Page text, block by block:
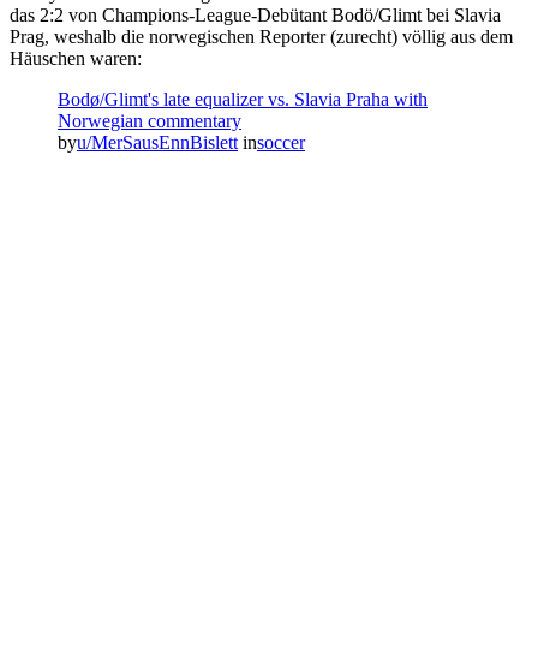
das 2:2 von Champions-League-Debütant Bodö/Glimt bei Slavia
Prag, weshalb die norwegischen Reporter (zurecht) völlig aus dem
Häuschen waren:
Bodø/Glimt's late equalizer vs. Slavia Praha with
Norwegian commentary
byu/MerSausEnnBislett insoccer